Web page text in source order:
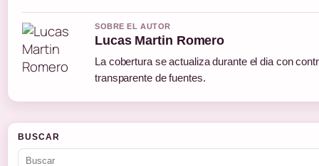
SOBRE EL AUTOR
Lucas Martin Romero
La cobertura se actualiza durante el dia con
transparente de fuentes.
BUSCAR